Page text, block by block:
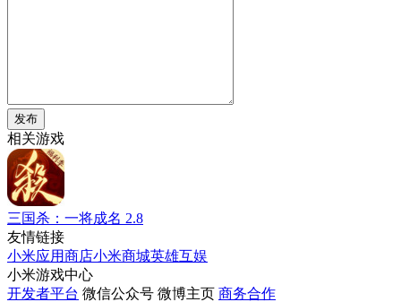
发布
相关游戏
三国杀：一将成名 2.8
友情链接
小米应用商店小米商城英雄互娱
小米游戏中心
开发者平台 微信公众号 微博主页 商务合作